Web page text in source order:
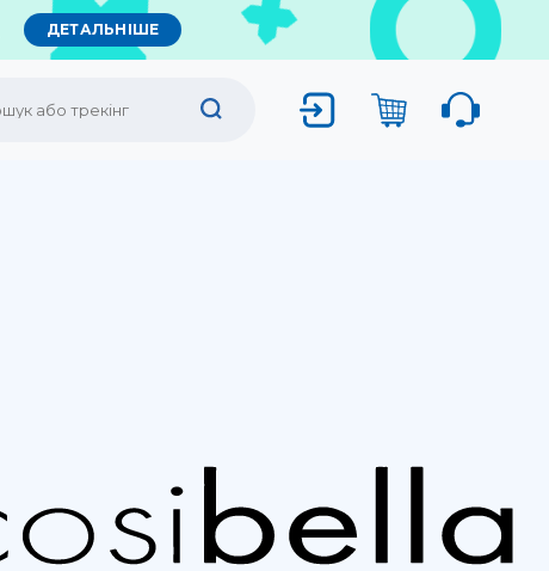
ДЕТАЛЬНІШЕ